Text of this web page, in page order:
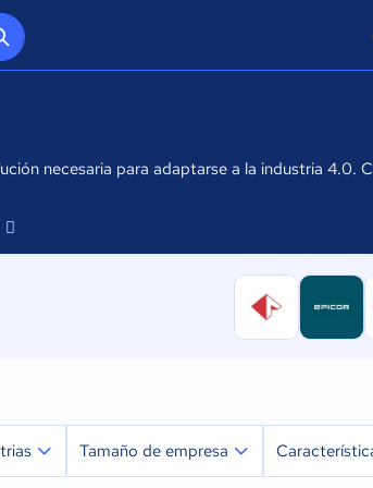
necesaria para adaptarse a la industria
Tamaño de empresa